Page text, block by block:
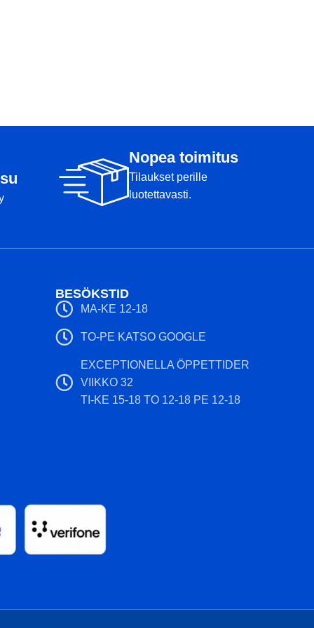
Nopea toimitus
Tilaukset perille
luotettavasti.
BESÖKSTID
MA-KE 12-18
TO-PE KATSO GOOGLE
EXCEPTIONELLA ÖPPETTIDER
VIIKKO 32
TI-KE 15-18 TO 12-18 PE 12-18